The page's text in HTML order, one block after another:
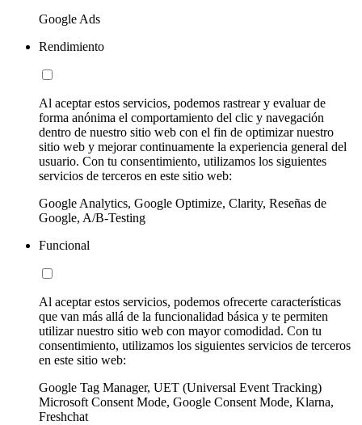
Google Ads
Rendimiento
Al aceptar estos servicios, podemos rastrear y evaluar de
forma anónima el comportamiento del clic y navegación
dentro de nuestro sitio web con el fin de optimizar nuestro
sitio web y mejorar continuamente la experiencia general del
usuario. Con tu consentimiento, utilizamos los siguientes
servicios de terceros en este sitio web:
Google Analytics, Google Optimize, Clarity, Reseñas de
Google, A/B-Testing
Funcional
Al aceptar estos servicios, podemos ofrecerte características
que van más allá de la funcionalidad básica y te permiten
utilizar nuestro sitio web con mayor comodidad. Con tu
consentimiento, utilizamos los siguientes servicios de terceros
en este sitio web:
Google Tag Manager, UET (Universal Event Tracking)
Microsoft Consent Mode, Google Consent Mode, Klarna,
Freshchat